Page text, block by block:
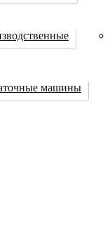
машины